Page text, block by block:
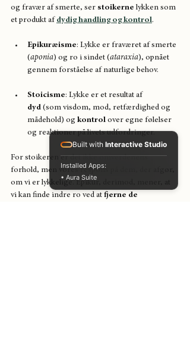
og fravær af smerte, ser stoikerne lykken som
et produkt af dydig handling og kontrol.
Epikuræisme: Lykke er fraværet af smerte
(aponia) og ro i sindet (ataraxia), opnået
gennem forståelse af naturlige behov.
Stoicisme: Lykke er et resultat af
dyd (som visdom, mod, retfærdighed og
mådehold) og kontrol over egne følelser
og reaktioner på livets udfordringer.
For stoikeren er det ikke omverdenens
forhold, men vores respons på dem, der afgør,
om vi er lykkelige. Epikur, derimod, mener, at
vi kan finde indre ro ved at fjerne de
Built with Interactive Studio
Installed Apps:
• Aura Suite